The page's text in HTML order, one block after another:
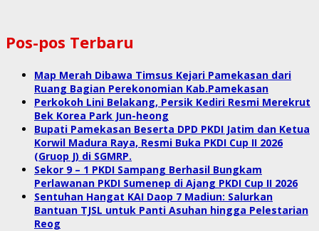
Pos-pos Terbaru
Map Merah Dibawa Timsus Kejari Pamekasan dari
Ruang Bagian Perekonomian Kab.Pamekasan
Perkokoh Lini Belakang, Persik Kediri Resmi Merekrut
Bek Korea Park Jun-heong
Bupati Pamekasan Beserta DPD PKDI Jatim dan Ketua
Korwil Madura Raya, Resmi Buka PKDI Cup II 2026
(Gruop J) di SGMRP.
Sekor 9 – 1 PKDI Sampang Berhasil Bungkam
Perlawanan PKDI Sumenep di Ajang PKDI Cup II 2026
Sentuhan Hangat KAI Daop 7 Madiun: Salurkan
Bantuan TJSL untuk Panti Asuhan hingga Pelestarian
Reog